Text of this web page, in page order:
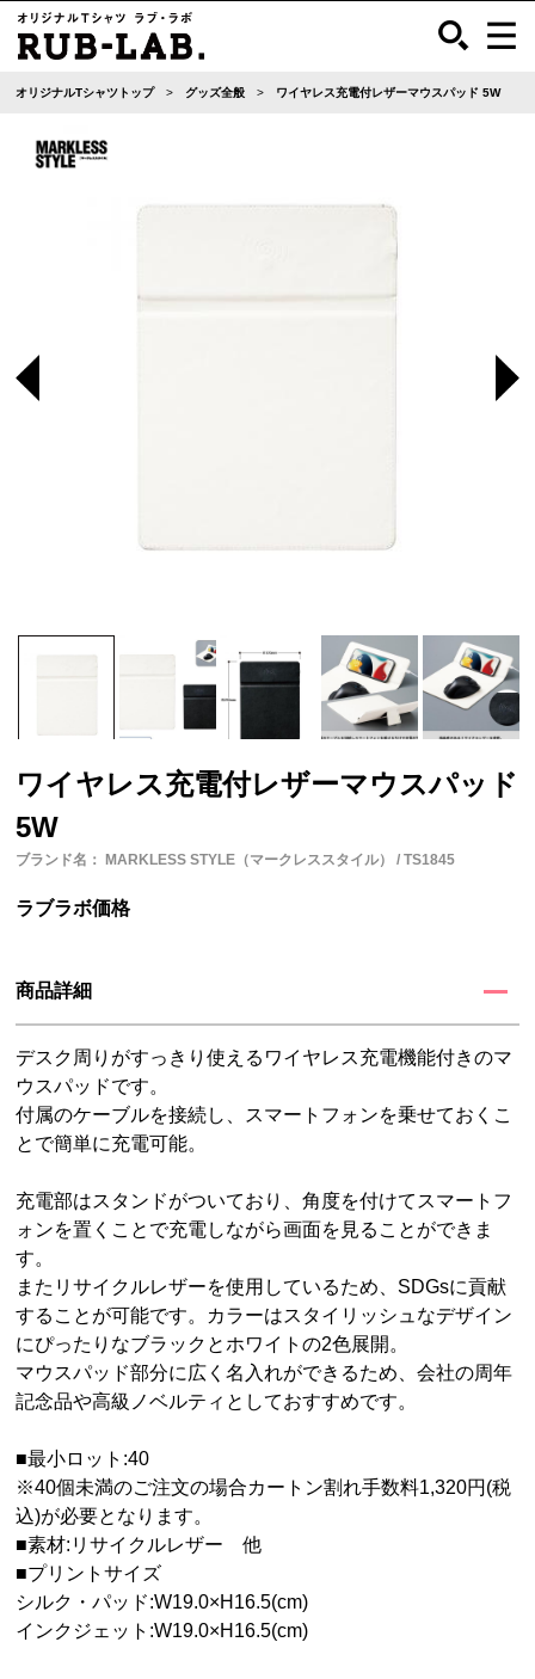
オリジナルTシャツトップ グッズ全般 ワイヤレス充電付レザーマウスパッド 5W
ワイヤレス充電付レザーマウスパッド
5W
ブランド名： MARKLESS STYLE（マークレススタイル） / TS1845
ラブラボ価格
商品詳細
デスク周りがすっきり使えるワイヤレス充電機能付きのマ
ウスパッドです。
付属のケーブルを接続し、スマートフォンを乗せておくこ
とで簡単に充電可能。
充電部はスタンドがついており、角度を付けてスマートフ
ォンを置くことで充電しながら画面を見ることができま
す。
またリサイクルレザーを使用しているため、SDGsに貢献
することが可能です。カラーはスタイリッシュなデザイン
にぴったりなブラックとホワイトの2色展開。
マウスパッド部分に広く名入れができるため、会社の周年
記念品や高級ノベルティとしておすすめです。
■最小ロット:40
※40個未満のご注文の場合カートン割れ手数料1,320円(税
込)が必要となります。
■素材:リサイクルレザー 他
■プリントサイズ
シルク・パッド:W19.0×H16.5(cm)
インクジェット:W19.0×H16.5(cm)